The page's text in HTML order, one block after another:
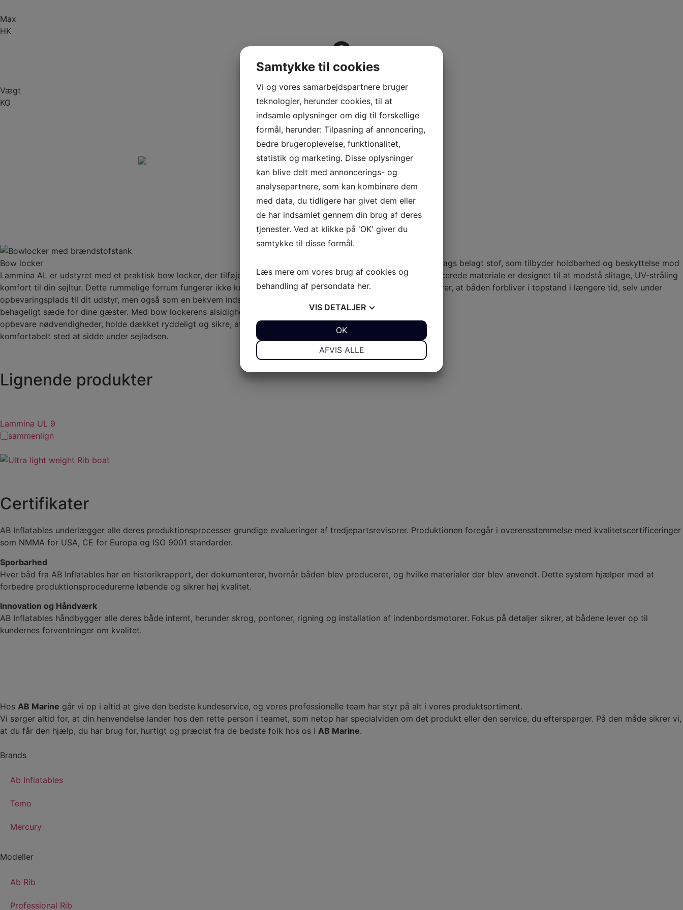
Max
HK
0
Vægt
KG
0
Specifikationer
Udstyr
Bow locker
Lammina AL er udstyret med et praktisk bow locker, der tilføjer både funktionalitet og
komfort til din sejltur. Dette rummelige forrum fungerer ikke kun som
opbevaringsplads til dit udstyr, men også som en bekvem indstigningstrin og et
behageligt sæde for dine gæster. Med bow lockerens alsidighed kan du nemt
opbevare nødvendigheder, holde dækket ryddeligt og sikre, at dine passagerer har et
komfortabelt sted at sidde under sejladsen.
Udstyret med Orca fem-lags belagt stof, som tilbyder holdbarhed og beskyttelse mod
elementerne. Dette avancerede materiale er designet til at modstå slitage, UV-stråling
og kemikalier, hvilket sikrer, at båden forbliver i topstand i længere tid, selv under
Lignende produkter
Lammina UL 9
sammenlign
Certifikater
AB Inflatables underlægger alle deres produktionsprocesser grundige evalueringer af tredjepartsrevisorer. Produktionen foregår i overensstemmelse med kvalitetscertificeringer
som NMMA for USA, CE for Europa og ISO 9001 standarder.
Sporbarhed
Hver båd fra AB Inflatables har en historikrapport, der dokumenterer, hvornår båden blev produceret, og hvilke materialer der blev anvendt. Dette system hjælper med at
forbedre produktionsprocedurerne løbende og sikrer høj kvalitet.
Innovation og Håndværk
AB Inflatables håndbygger alle deres både internt, herunder skrog, pontoner, rigning og installation af indenbordsmotorer. Fokus på detaljer sikrer, at bådene lever op til
kundernes forventninger om kvalitet.
Hos AB Marine går vi op i altid at give den bedste kundeservice, og vores professionelle team har styr på alt i vores produktsortiment.
Vi sørger altid for, at din henvendelse lander hos den rette person i teamet, som netop har specialviden om det produkt eller den service, du efterspørger. På den måde sikrer vi,
at du får den hjælp, du har brug for, hurtigt og præcist fra de bedste folk hos os i AB Marine.
Brands
Ab Inflatables
Temo
Mercury
Modeller
Ab Rib
Professional Rib
Samtykke til cookies
Vi og vores samarbejdspartnere bruger
teknologier, herunder cookies, til at
indsamle oplysninger om dig til forskellige
formål, herunder: Tilpasning af annoncering,
bedre brugeroplevelse, funktionalitet,
statistik og marketing. Disse oplysninger
kan blive delt med annoncerings- og
analysepartnere, som kan kombinere dem
med data, du tidligere har givet dem eller
de har indsamlet gennem din brug af deres
tjenester. Ved at klikke på 'OK' giver du
samtykke til disse formål.
Læs mere om vores brug af cookies og
behandling af persondata her.
VIS DETALJER
AFVIS ALLE
OK